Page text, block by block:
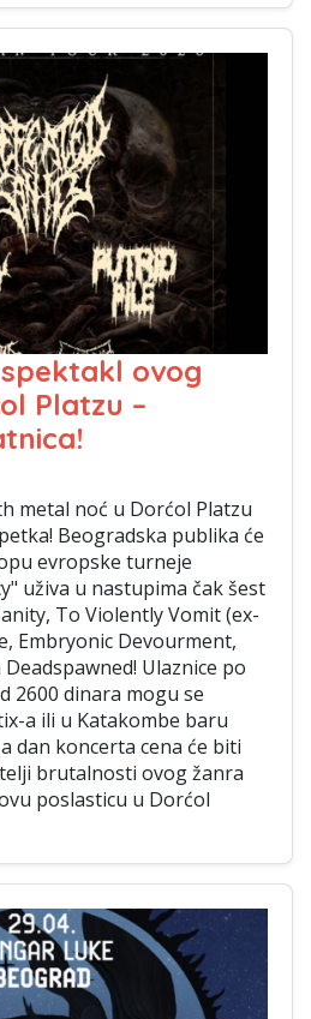
ovog
Platzu –
metal noć u Dorćol Platzu
Beogradska publika će
evropske turneje
uživa u nastupima čak šest
To Violently Vomit (ex-
Embryonic Devourment,
Ulaznice po
2600 dinara mogu se
a ili u Katakombe baru
dan koncerta cena će biti
brutalnosti ovog žanra
poslasticu u Dorćol